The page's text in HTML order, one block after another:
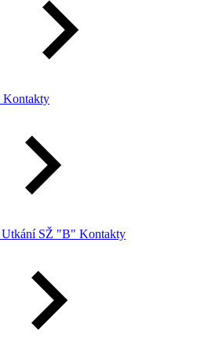
Kontakty
Utkání SŽ "B" Kontakty